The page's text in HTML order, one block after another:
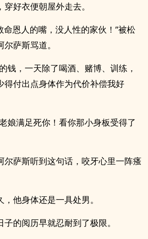
好衣便朝屋外走去。
命恩人的嘴，没人性的家伙！”被松
萨斯骂道。
钱，一天除了喝酒、赌博、训练，
得付出点身体作为代价补偿我好
娘满足死你！看你那小身板受得了
尔萨斯听到这句话，咬牙心里一阵瘙
他身体还是一具处男。
的阅历早就忍耐到了极限。